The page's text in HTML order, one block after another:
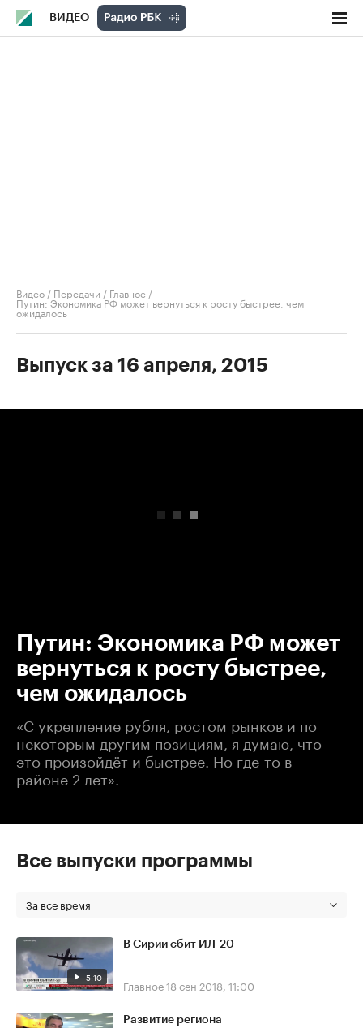
ВИДЕО
Видео / Передачи / Главное /
Путин: Экономика РФ может вернуться к росту быстрее, чем
ожидалось
Выпуск за 16 апреля, 2015
Путин: Экономика РФ может
вернуться к росту быстрее,
чем ожидалось
«С укрепление рубля, ростом рынков и по
некоторым другим позициям, я думаю, что
это произойдёт и быстрее. Но где-то в
районе 2 лет».
Все выпуски программы
За все время
5:10
В Сирии сбит ИЛ-20
Главное18 сен 2018, 11:00
Развитие региона